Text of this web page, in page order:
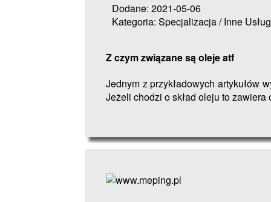
Dodane: 2021-05-06
Kategoria: Specjalizacja / Inne
Z czym związane są oleje atf
Jednym z przykładowych artykułów
Jeżeli chodzi o skład oleju to